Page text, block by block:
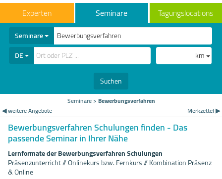
Seminare Tagungslocations
Seminare
DE
km
Suchen
Seminare> Bewerbungsverfahren
◀ weitere Angebote
Merkzettel ▶
Bewerbungsverfahren Schulungen finden - Das
passende Seminar in Ihrer Nähe
Lernformate der Bewerbungsverfahren Schulungen
Präsenzunterricht // Onlinekurs bzw. Fernkurs // Kombination Präsenz
& Online